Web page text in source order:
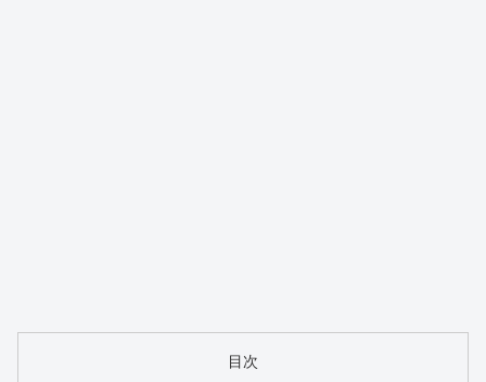
目次